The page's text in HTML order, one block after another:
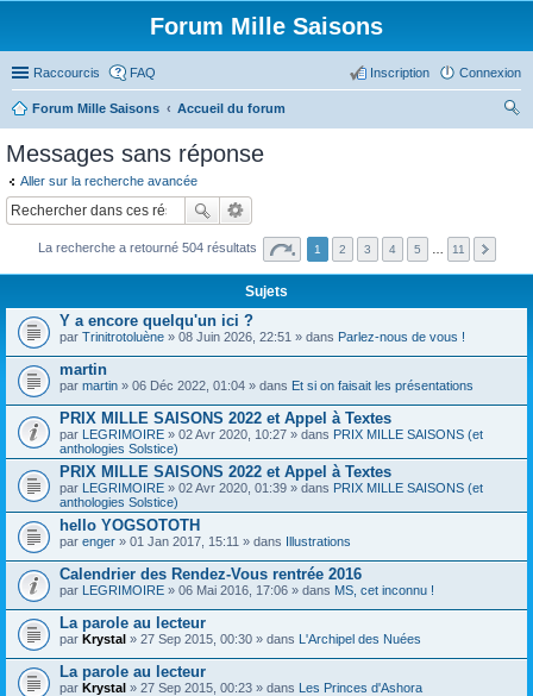
Forum Mille Saisons
Raccourcis FAQ Connexion
Inscription
Forum Mille Saisons
Accueil du forum
Messages sans réponse
Aller sur la recherche avancée
La recherche a retourné 504 résultats 1 2 3 4 5 11
Sujets
Y a encore quelqu'un ici ?
par Trinitrotoluène » 08 Juin 2026, 22:51 » dans Parlez-nous de vous !
martin
par martin » 06 Déc 2022, 01:04 » dans Et si on faisait les présentations
PRIX MILLE SAISONS 2022 et Appel à Textes
par LEGRIMOIRE » 02 Avr 2020, 10:27 » dans PRIX MILLE SAISONS (et
anthologies Solstice)
PRIX MILLE SAISONS 2022 et Appel à Textes
par LEGRIMOIRE » 02 Avr 2020, 01:39 » dans PRIX MILLE SAISONS (et
anthologies Solstice)
hello YOGSOTOTH
par enger » 01 Jan 2017, 15:11 » dans Illustrations
Calendrier des Rendez-Vous rentrée 2016
par LEGRIMOIRE » 06 Mai 2016, 17:06 » dans MS, cet inconnu !
La parole au lecteur
par Krystal » 27 Sep 2015, 00:30 » dans L'Archipel des Nuées
La parole au lecteur
par Krystal » 27 Sep 2015, 00:23 » dans Les Princes d'Ashora